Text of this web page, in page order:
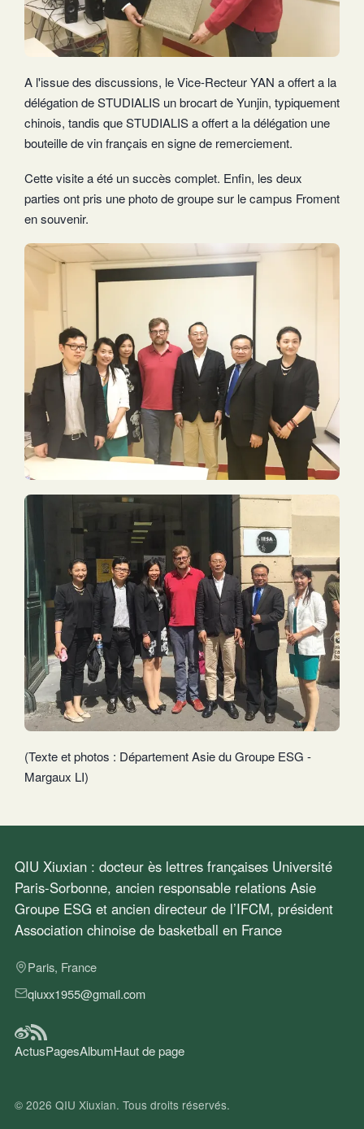
A l'issue des discussions, le Vice-Recteur YAN a offert a la
délégation de STUDIALIS un brocart de Yunjin, typiquement
chinois, tandis que STUDIALIS a offert a la délégation une
bouteille de vin français en signe de remerciement.
Cette visite a été un succès complet. Enfin, les deux
parties ont pris une photo de groupe sur le campus Froment
en souvenir.
(Texte et photos : Département Asie du Groupe ESG -
Margaux LI)
QIU Xiuxian : docteur ès lettres françaises Université
Paris-Sorbonne, ancien responsable relations Asie
Groupe ESG et ancien directeur de l’IFCM, président
Association chinoise de basketball en France
Paris, France
qiuxx1955@gmail.com
ActusPagesAlbumHaut de page
© 2026 QIU Xiuxian. Tous droits réservés.